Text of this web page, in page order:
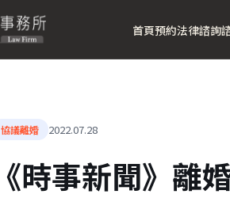
首頁預約法律諮詢
協議離婚 2022.07.28
《時事新聞》離